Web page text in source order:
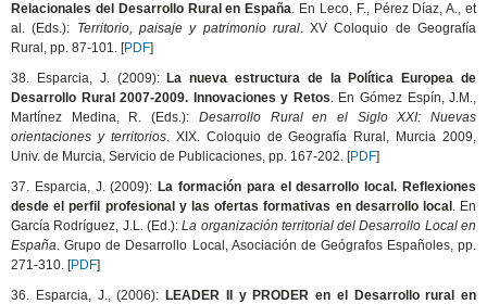
Relacionales del Desarrollo Rural en España. En Leco, F., Pérez Díaz, A., et
al. (Eds.): Territorio, paisaje y patrimonio rural. XV Coloquio de Geografía
Rural, pp. 87-101. [PDF]
38. Esparcia, J. (2009): La nueva estructura de la Política Europea de
Desarrollo Rural 2007-2009. Innovaciones y Retos. En Gómez Espín, J.M.,
Martínez Medina, R. (Eds.): Desarrollo Rural en el Siglo XXI: Nuevas
orientaciones y territorios. XIX. Coloquio de Geografía Rural, Murcia 2009,
Univ. de Murcia, Servicio de Publicaciones, pp. 167-202. [PDF]
37. Esparcia, J. (2009): La formación para el desarrollo local. Reflexiones
desde el perfil profesional y las ofertas formativas en desarrollo local . En
García Rodríguez, J.L. (Ed.):La organización territorial del Desarrollo Local en
España. Grupo de Desarrollo Local, Asociación de Geógrafos Españoles, pp.
271-310. [PDF]
36. Esparcia, J., (2006): LEADER II y PRODER en el Desarrollo rural en